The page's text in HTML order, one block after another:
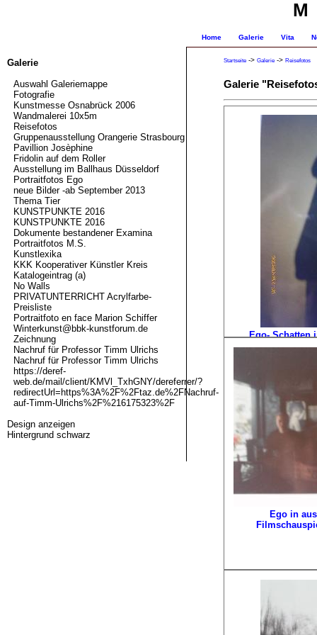
Home Galerie Vita
Startseite ->Galerie ->Reisefotos
Galerie
Ego- Schatten
Ego in
Galerie
Auswahl Galeriemappe
Fotografie
Kunstmesse Osnabrück 2006
Wandmalerei 10x5m
Reisefotos
Gruppenausstellung Orangerie Strasbourg
Pavillion Josèphine
Fridolin auf dem Roller
Ausstellung im Ballhaus Düsseldorf
Portraitfotos Ego
neue Bilder -ab September 2013
Thema Tier
KUNSTPUNKTE 2016
KUNSTPUNKTE 2016
Dokumente bestandener Examina
Portraitfotos M.S.
Kunstlexika
KKK Kooperativer Künstler Kreis
Katalogeintrag (a)
No Walls
PRIVATUNTERRICHT Acrylfarbe-
Preisliste
Portraitfoto en face Marion Schiffer
Winterkunst@bbk-kunstforum.de
Zeichnung
Nachruf für Professor Timm Ulrichs
Nachruf für Professor Timm Ulrichs
https://deref-
web.de/mail/client/KMVl_TxhGNY/dereferrer/?
redirectUrl=https%3A%2F%2Ftaz.de%2FNachruf-
auf-Timm-Ulrichs%2F%216175323%2F
Design anzeigen
Hintergrund schwarz